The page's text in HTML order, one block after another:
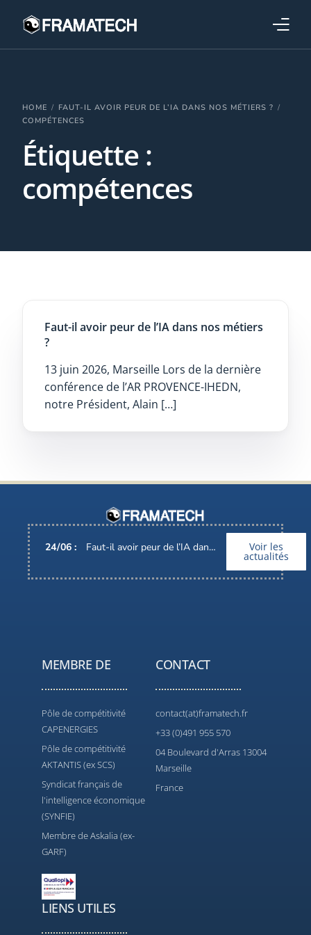
HOME
FAUT-IL AVOIR PEUR DE L’IA DANS NOS MÉTIERS ?
COMPÉTENCES
Étiquette :
compétences
Faut-il avoir peur de l’IA dans nos métiers
?
13 juin 2026, Marseille Lors de la dernière
conférence de l’AR PROVENCE-IHEDN,
notre Président, Alain […]
24/06 : Faut-il avoir peur de l’IA dans nos métiers ? Voir les
actualités
MEMBRE DE
Pôle de compétitivité
CAPENERGIES
Pôle de compétitivité
AKTANTIS (ex SCS)
Syndicat français de
l'intelligence économique
(SYNFIE)
Membre de Askalia (ex-
GARF)
CONTACT
contact(at)framatech.fr
+33 (0)491 955 570
04 Boulevard d'Arras 13004
Marseille
France
LIENS UTILES
Formations
Performance électronique
Stratégies industrielles